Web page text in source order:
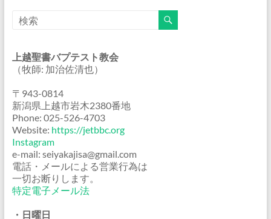
上越聖書バプテスト教会
（牧師: 加治佐清也）
〒943-0814
新潟県上越市岩木2380番地
Phone: 025-526-4703
Website: https://jetbbc.org
Instagram
e-mail: seiyakajisa@gmail.com
電話・メールによる営業行為は
一切お断りします。
特定電子メール法
・日曜日